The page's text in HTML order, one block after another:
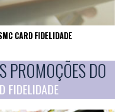
CARD FIDELIDADE
PROMOÇÕES DO
FIDELIDADE